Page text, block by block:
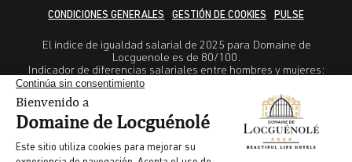
CONDICIONES GENERALES GESTIÓN DE COOKIES PULSE
El índice de igualdad salarial de 2025 para Domaine de
Locguenole es de 80/100.
Indicador de diferencias salariales entre hombres y mujeres:
Indicador Diferencia en la tasa de aumento entre mujeres y
Indicador de porcentaje de empleadas que reciben un aumento
salarial en el año siguiente a su reincorporación tras el permiso de
maternidad: no calculable
Indicador número de empleados del género infrarrepresentado